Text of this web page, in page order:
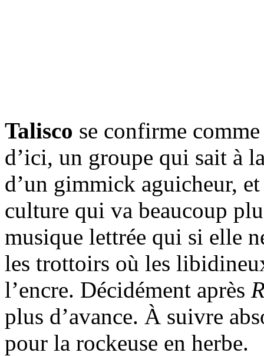
Talisco se confirme
d’ici, un groupe qui sait à
d’un gimmick aguicheur,
culture qui va beaucoup
musique lettrée qui si elle
les trottoirs où les
l’encre. Décidément après
plus d’avance. À suivre
pour la rockeuse en herbe.